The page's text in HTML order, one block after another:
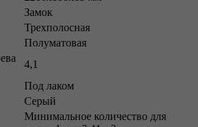
Замок
Трехполосная
Полуматовая
4,1
Под лаком
Серый
Минимальное количество для